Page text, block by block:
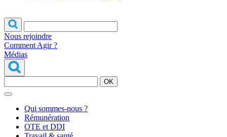
Nous rejoindre
Comment Agir ?
Médias
OK
Qui sommes-nous ?
Rémunération
OTE et DDI